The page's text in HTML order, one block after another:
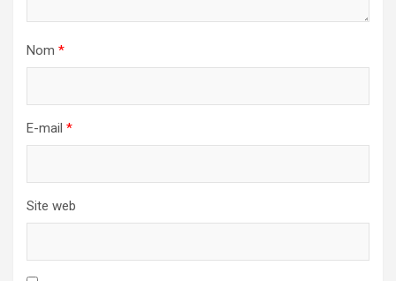
Nom *
E-mail *
Site web